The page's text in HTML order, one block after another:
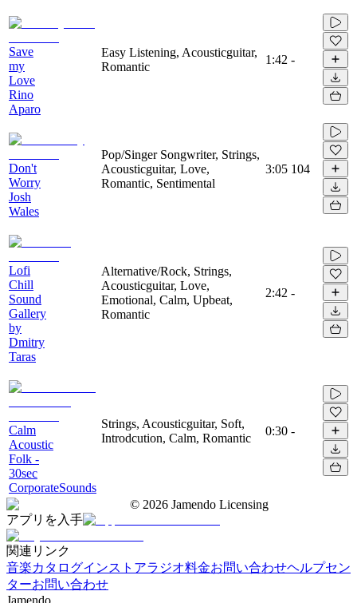
Save
my
Love
Rino
Aparo
Easy Listening, Acousticguitar,
Romantic
1:42 -
Don't
Worry
Josh
Wales
Pop/Singer Songwriter, Strings,
Acousticguitar, Love,
Romantic, Sentimental
3:05 104
Lofi
Chill
Sound
Gallery
by
Dmitry
Taras
Alternative/Rock, Strings,
Acousticguitar, Love,
Emotional, Calm, Upbeat,
Romantic
2:42 -
Calm
Acoustic
Folk -
30sec
CorporateSounds
Strings, Acousticguitar, Soft,
Introdcution, Calm, Romantic
0:30 -
© 2026 Jamendo Licensing
アプリを入手
関連リンク
音楽カタログインストアラジオ料金お問い合わせヘルプセン
ターお問い合わせ
Jamendo